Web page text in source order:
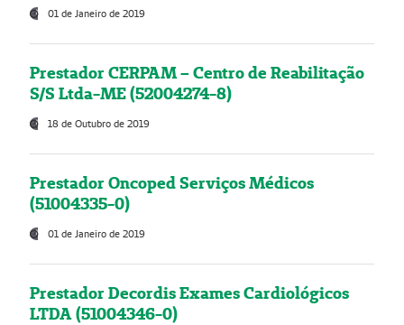
01 de Janeiro de 2019
Prestador CERPAM – Centro de Reabilitação
S/S Ltda-ME (52004274-8)
18 de Outubro de 2019
Prestador Oncoped Serviços Médicos
(51004335-0)
01 de Janeiro de 2019
Prestador Decordis Exames Cardiológicos
LTDA (51004346-0)